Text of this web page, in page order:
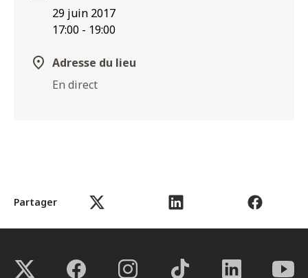
29 juin 2017
17:00 - 19:00
Adresse du lieu
En direct
Partager